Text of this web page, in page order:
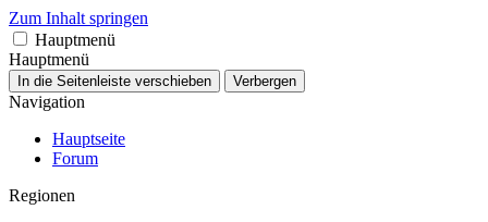
Zum Inhalt springen
Hauptmenü
Hauptmenü
In die Seitenleiste verschieben Verbergen
Navigation
Hauptseite
Forum
Regionen